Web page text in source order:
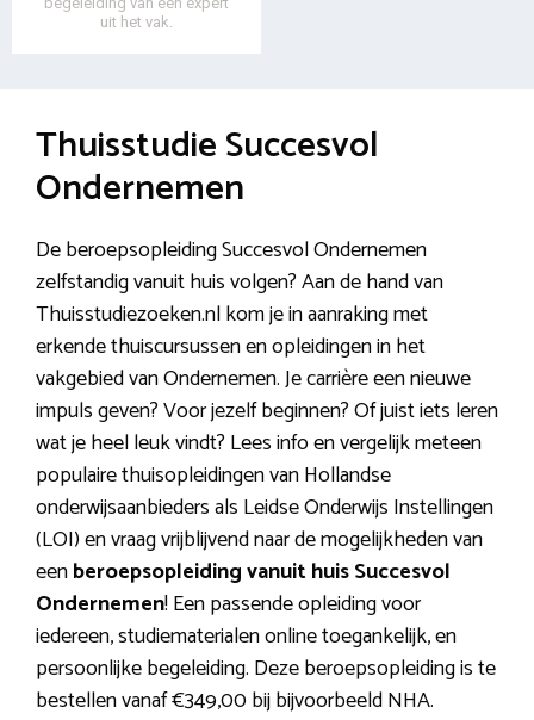
uit het vak.
Thuisstudie Succesvol
Ondernemen
De beroepsopleiding Succesvol Ondernemen
zelfstandig vanuit huis volgen? Aan de hand van
Thuisstudiezoeken.nl kom je in aanraking met
erkende thuiscursussen en opleidingen in het
vakgebied van Ondernemen. Je carrière een nieuwe
impuls geven? Voor jezelf beginnen? Of juist iets leren
wat je heel leuk vindt? Lees info en vergelijk meteen
populaire thuisopleidingen van Hollandse
onderwijsaanbieders als Leidse Onderwijs Instellingen
(LOI) en vraag vrijblijvend naar de mogelijkheden van
eenberoepsopleiding vanuit huis Succesvol
Ondernemen! Een passende opleiding voor
iedereen, studiematerialen online toegankelijk, en
persoonlijke begeleiding. Deze beroepsopleiding is te
bestellen vanaf €349,00 bij bijvoorbeeld NHA.